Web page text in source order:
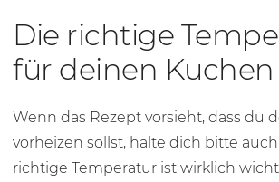
Die richtige
für deinen Kuchen
Wenn das Rezept vorsieht, dass du
vorheizen sollst, halte dich bitte
richtige Temperatur ist wirklich